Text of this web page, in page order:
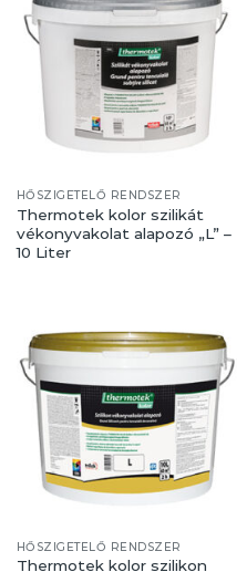
HŐSZIGETELŐ RENDSZER
Thermotek kolor szilikát
vékonyvakolat alapozó „L” –
10 Liter
HŐSZIGETELŐ RENDSZER
Thermotek kolor szilikon